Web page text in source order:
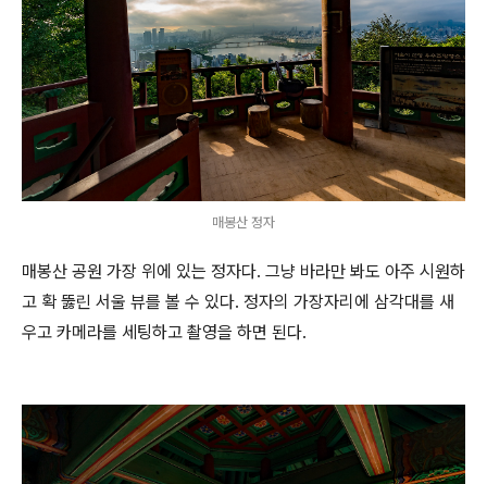
매봉산 정자
매봉산 공원 가장 위에 있는 정자다. 그냥 바라만 봐도 아주 시원하
고 확 뚫린 서울 뷰를 볼 수 있다. 정자의 가장자리에 삼각대를 새
우고 카메라를 세팅하고 촬영을 하면 된다.